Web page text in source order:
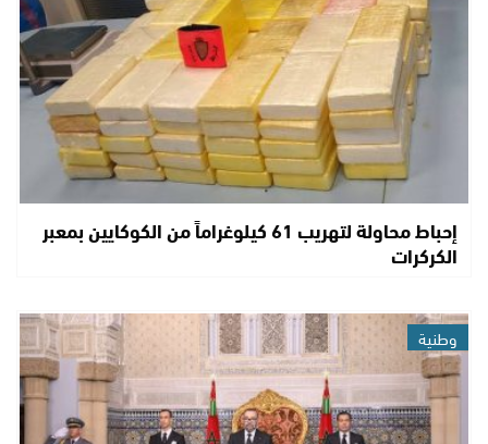
إحباط محاولة لتهريب 61 كيلوغراماً من الكوكايين بمعبر
الكركرات
وطنية